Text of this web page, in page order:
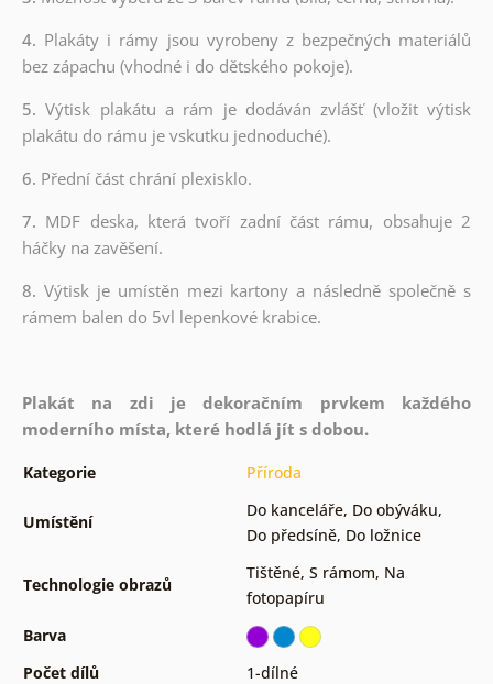
4. Plakáty i rámy jsou vyrobeny z bezpečných materiálů
bez zápachu (vhodné i do dětského pokoje).
5.Výtisk plakátu a rám je dodáván zvlášť (vložit výtisk
plakátu do rámu je vskutku jednoduché).
6. Přední část chrání plexisklo.
7. MDF deska, která tvoří zadní část rámu, obsahuje 2
háčky na zavěšení.
8. Výtisk je umístěn mezi kartony a následně společně s
rámem balen do 5vl lepenkové krabice.
Plakát na zdi je dekoračním prvkem každého
moderního místa, které hodlá jít s dobou.
Kategorie Příroda
Umístění
Do kanceláře, Do obýváku,
Do předsíně, Do ložnice
Technologie obrazů
Tištěné, S rámom, Na
fotopapíru
Barva
Počet dílů
1-dílné